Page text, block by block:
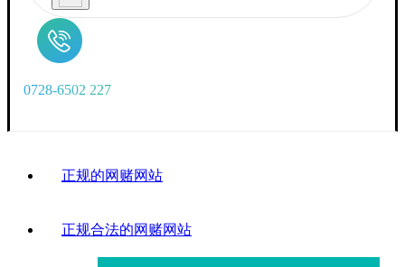
0728-6502 227
正规的网赌网站
正规合法的网赌网站